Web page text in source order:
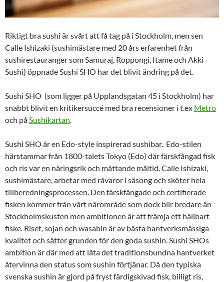
Riktigt bra sushi är svårt att få tag på i Stockholm, men sen
Calle Ishizaki (sushimästare med 20 års erfarenhet från
sushirestauranger som Samuraj, Roppongi, Itame och Akki
Sushi) öppnade Sushi SHO har det blivit ändring på det.
Sushi SHO (som ligger på Upplandsgatan 45 i Stockholm) har
snabbt blivit en kritikersuccé med bra recensioner i t.ex Metro
och på Sushikartan
Sushi SHO är en Edo-style inspirerad sushibar. Edo-stilen
härstammar från 1800-talets Tokyo (Edo) där färskfångad fisk
och ris var en näringsrik och mättande måltid. Calle Ishizaki,
sushimästare, arbetar med råvaror i säsong och sköter hela
tillberedningsprocessen. Den färskfångade och certifierade
fisken kommer från vårt närområde som dock blir bredare än
Stockholmskusten men ambitionen är att främja ett hållbart
fiske. Riset, sojan och wasabin är av bästa hantverksmässiga
kvalitet och sätter grunden för den goda sushin. Sushi SHOs
ambition är där med att låta det traditionsbundna hantverket
återvinna den status som sushin förtjänar. Då den typiska
svenska sushin är gjord på fryst färdigskivad fisk, billigt ris,